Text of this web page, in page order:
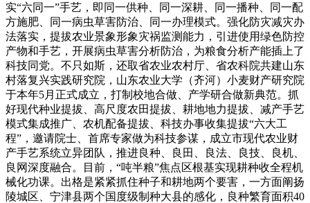
实“六同一”手艺，即同一供种、同一深耕、同一播种、同一配
方施肥、同一病虫草害防治、同一办理模式。强化防灾减灾办
法落实，提拔农业景象形象灾祸监测能力，引进使用绿色防控
产物和手艺，开展病虫草害分析防治，为粮食分析产能插上了
科技同党。不只如斯，还取省农业农村厅、省农科院共建山东
村落复兴实践研究院，山东农业大学（齐河）小麦财产研究院
于本年5月正式成立，打制校地合做、产学研合做新典范。抓
好现代种业提拔、高尺度农田提拔、耕地地力提拔、减产手艺
模式集成推广、农机配备提拔、科技办事收集提拔“六大工
程”，邀请院士、首席专家做为科技参谋，成立市现代农业财
产手艺系统立异团队，推进良种、良田、良法、良技、良机、
良网深度融合。目前，“吨半粮”焦点区根基实现耕种收全程机
械化功课。出格是紧紧抓住种子和耕地两个要害，一方面阐扬
陵城区、宁津县两个国度级制种大县的感化，良种繁育面积40